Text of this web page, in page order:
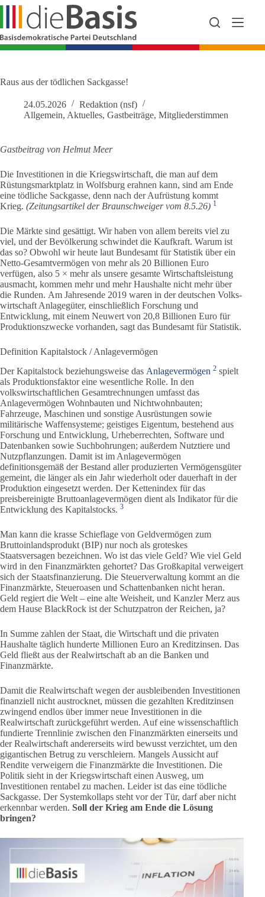
Zum
springen
Raus aus der tödlichen Sackgasse!
24.05.2026
Redaktion (nsf)
Allgemein, Aktuelles, Gastbeiträge, Mitgliederstimmen
Gastbeitrag von Helmut Meer
Die Investitionen in die Kriegswirtschaft, die man auf dem
Rüstungsmarktplatz in Wolfsburg erahnen kann, sind am Ende
eine tödliche Sackgasse, denn nach der Aufrüstung kommt
Krieg. (Zeitungsartikel der Braunschweiger vom 8.5.26) 1
Die Märkte sind gesättigt. Wir haben von allem bereits viel zu
viel, und der Bevölkerung schwindet die Kaufkraft. Warum ist
das so? Obwohl wir heute laut Bundesamt für Statistik über ein
Netto-Gesamtvermögen von mehr als 20 Billionen Euro
verfügen, also 5 × mehr als unsere gesamte Wirtschaftsleistung
ausmacht, kommen mehr und mehr Haushalte nicht mehr über
die Runden. Am Jahresende 2019 waren in der deutschen Volks­
wirtschaft Anlagegüter, einschließlich Forschung und
Entwicklung, mit einem Neuwert von 20,8 Billionen Euro für
Produktions­zwecke vorhanden, sagt das Bundesamt für Statistik.
Definition Kapitalstock / Anlagevermögen
Der Kapital­stock beziehungs­weise das Anlagevermögen 2 spielt
als Produktions­faktor eine wesentliche Rolle. In den
volkswirtschaftlichen Gesamtrechnungen umfasst das
Anlagevermögen Wohnbauten und Nichtwohnbauten;
Fahrzeuge, Maschinen und sonstige Ausrüstungen sowie
militärische Waffensysteme; geistiges Eigentum, bestehend aus
Forschung und Entwicklung, Urheberrechten, Software und
Datenbanken sowie Suchbohrungen; außerdem Nutztiere und
Nutzpflanzungen. Damit ist im Anlagevermögen
definitionsgemäß der Bestand aller produzierten Vermögensgüter
gemeint, die länger als ein Jahr wiederholt oder dauerhaft in der
Produktion eingesetzt werden. Der Kettenindex für das
preisbereinigte Bruttoanlage­vermögen dient als Indikator für die
Entwicklung des Kapitalstocks. 3
Man kann die krasse Schieflage von Geldvermögen zum
Bruttoinlandsprodukt (BIP) nur noch als groteskes
Staatsversagen bezeichnen. Wo ist das viele Geld? Wie viel Geld
wird in den Finanzmärkten gehortet? Das Großkapital verweigert
sich der Staatsfinanzierung. Die Steuerverwaltung kommt an die
Finanzmärkte, Steueroasen und Schattenbanken nicht heran.
Geld regiert die Welt – eine alte Weisheit, und Kanzler Merz aus
dem Hause BlackRock ist der Schutzpatron der Reichen, ja?
In Summe zahlen der Staat, die Wirtschaft und die privaten
Haushalte täglich hunderte Millionen Euro an Kreditzinsen. Das
Geld fließt aus der Realwirtschaft ab an die Banken und
Finanzmärkte.
Damit die Realwirtschaft wegen der ausbleibenden Investitionen
finanziell nicht austrocknet, müssen die gezahlten Kreditzinsen
zwingend endlos über immer neue Investitionen in die
Realwirtschaft zurückgeführt werden. Auf eine wissenschaftlich
fundierte Trennlinie zwischen den Finanzmärkten einerseits und
der Realwirtschaft andererseits wird bewusst verzichtet, um den
gigantischen Betrug zu verschleiern. Mangels Aussicht auf
Rendite verweigern die Finanzmärkte die Investitionen. Die
Politik sieht in der Kriegswirtschaft einen Ausweg, um
Investitionen rentabel zu machen. Leider ist das eine tödliche
Sackgasse. Der Systemkollaps steht vor der Tür, darf aber nicht
erkennbar werden. Soll der Krieg am Ende die Lösung
bringen?